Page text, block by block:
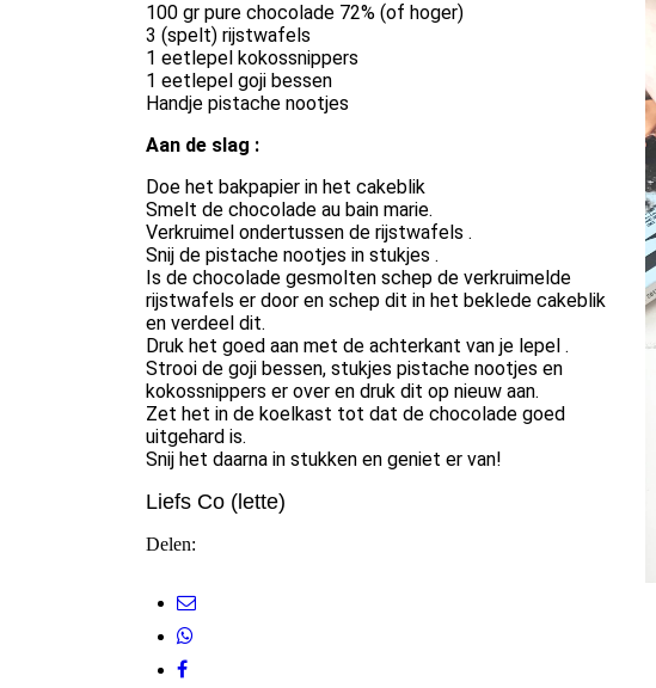
100 gr pure chocolade 72% (of hoger)
3 (spelt) rijstwafels
1 eetlepel kokossnippers
1 eetlepel goji bessen
Handje pistache nootjes
Aan de slag :
Doe het bakpapier in het cakeblik
Smelt de chocolade au bain marie.
Verkruimel ondertussen de rijstwafels .
Snij de pistache nootjes in stukjes .
Is de chocolade gesmolten schep de verkruimelde
rijstwafels er door en schep dit in het beklede cakeblik
en verdeel dit.
Druk het goed aan met de achterkant van je lepel .
Strooi de goji bessen, stukjes pistache nootjes en
kokossnippers er over en druk dit op nieuw aan.
Zet het in de koelkast tot dat de chocolade goed
uitgehard is.
Snij het daarna in stukken en geniet er van!
Liefs Co (lette)
Delen: